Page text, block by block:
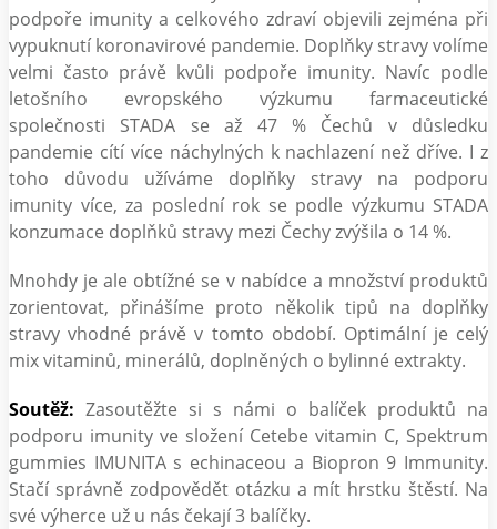
podpoře imunity a celkového zdraví objevili zejména při
vypuknutí koronavirové pandemie. Doplňky stravy volíme
velmi často právě kvůli podpoře imunity. Navíc podle
letošního evropského výzkumu farmaceutické
společnosti STADA se až 47 % Čechů v důsledku
pandemie cítí více náchylných k nachlazení než dříve. I z
toho důvodu užíváme doplňky stravy na podporu
imunity více, za poslední rok se podle výzkumu STADA
konzumace doplňků stravy mezi Čechy zvýšila o 14 %.
Mnohdy je ale obtížné se v nabídce a množství produktů
zorientovat, přinášíme proto několik tipů na doplňky
stravy vhodné právě v tomto období. Optimální je celý
mix vitaminů, minerálů, doplněných o bylinné extrakty.
Soutěž: Zasoutěžte si s námi o balíček produktů na
podporu imunity ve složení Cetebe vitamin C, Spektrum
gummies IMUNITA s echinaceou a Biopron 9 Immunity.
Stačí správně zodpovědět otázku a mít hrstku štěstí. Na
své výherce už u nás čekají 3 balíčky.